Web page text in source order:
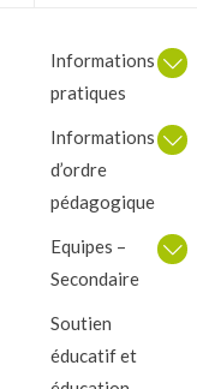
Informations
pratiques
Informations
d’ordre
pédagogique
Equipes –
Secondaire
Soutien
éducatif et